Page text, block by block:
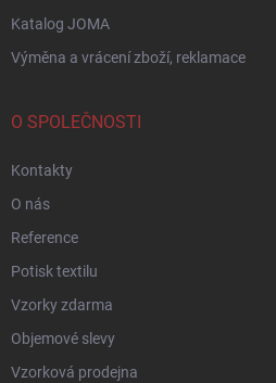
Katalog JOMA
Výměna a vrácení zboží, reklamace
O SPOLEČNOSTI
Kontakty
O nás
Reference
Potisk textilu
Vzorky zdarma
Objemové slevy
Vzorková prodejna